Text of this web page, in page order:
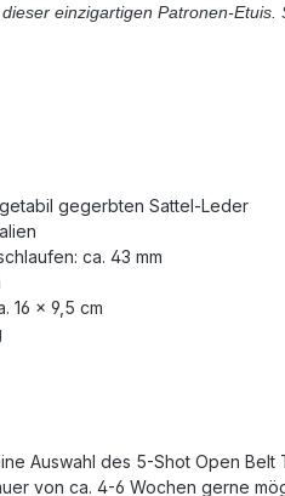
einzigartigen Patronen-
gegerbten Sattel-Leder
ca. 43 mm
16 x 9,5 cm
Auswahl des 5-Shot Open
von ca. 4-6 Wochen gerne